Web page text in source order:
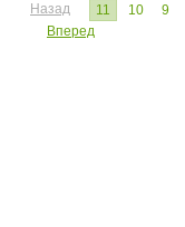
Назад 11 10 9
Вперед